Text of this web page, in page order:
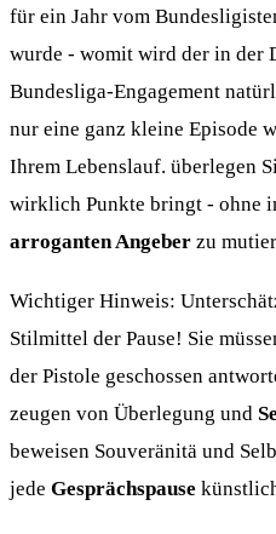
für ein Jahr vom
wurde - womit wird der in der
Bundesliga-Engagement
nur eine ganz kleine Episode
Ihrem Lebenslauf. überlegen
wirklich Punkte bringt - ohne
arroganten Angeber zu
Wichtiger Hinweis:
Stilmittel der Pause! Sie
der Pistole geschossen
zeugen von Überlegung und
beweisen Souveränitä und
jede Gesprächspause